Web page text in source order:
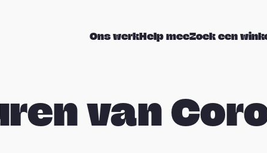
Ons werkHelp meeZoek een
van